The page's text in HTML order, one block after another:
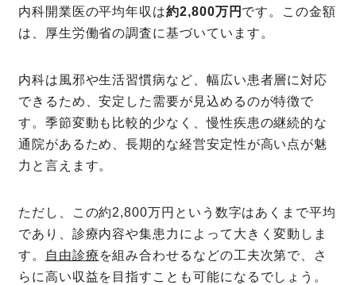
内科開業医の平均年収は約2,800万円 です。この金額
は、厚生労働省の調査に基づいています。
内科は風邪や生活習慣病など、幅広い患者層に対応
できるため、安定した需要が見込めるのが特徴で
す。季節変動も比較的少なく、慢性疾患の継続的な
通院があるため、長期的な経営安定性が高い点が魅
力と言えます。
ただし、この約2,800万円という数字はあくまで平均
であり、診療内容や集患力によって大きく変動しま
す。
自由診療 を組み合わせるなどの工夫次第で、さ
らに高い収益を目指すことも可能になるでしょう。